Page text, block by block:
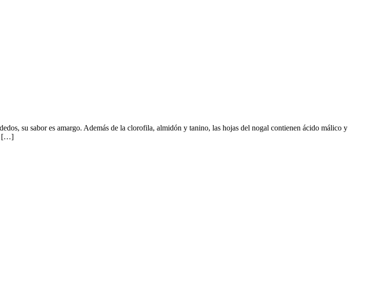
su sabor es amargo. Además de la clorofila, almidón y tanino, las hojas del nogal contienen ácido málico y
[…]